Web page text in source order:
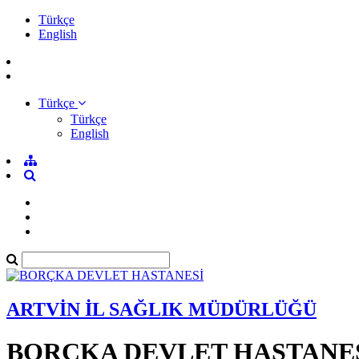
Türkçe
English
Türkçe
Türkçe
English
ARTVİN İL SAĞLIK MÜDÜRLÜĞÜ
BORÇKA DEVLET